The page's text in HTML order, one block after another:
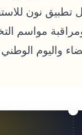
تطبيق نون
مواسم
واليوم